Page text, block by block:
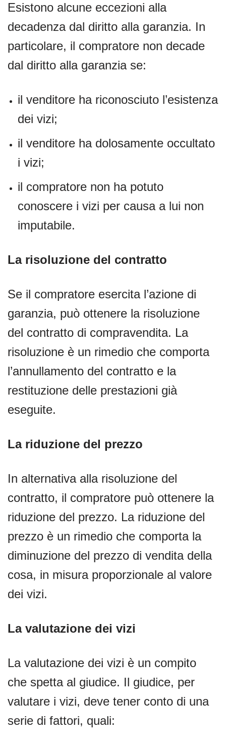
Esistono alcune eccezioni alla
decadenza dal diritto alla garanzia. In
particolare, il compratore non decade
dal diritto alla garanzia se:
il venditore ha riconosciuto l’esistenza
dei vizi;
il venditore ha dolosamente occultato
i vizi;
il compratore non ha potuto
conoscere i vizi per causa a lui non
imputabile.
La risoluzione del contratto
Se il compratore esercita l’azione di
garanzia, può ottenere la risoluzione
del contratto di compravendita. La
risoluzione è un rimedio che comporta
l’annullamento del contratto e la
restituzione delle prestazioni già
eseguite.
La riduzione del prezzo
In alternativa alla risoluzione del
contratto, il compratore può ottenere la
riduzione del prezzo. La riduzione del
prezzo è un rimedio che comporta la
diminuzione del prezzo di vendita della
cosa, in misura proporzionale al valore
dei vizi.
La valutazione dei vizi
La valutazione dei vizi è un compito
che spetta al giudice. Il giudice, per
valutare i vizi, deve tener conto di una
serie di fattori, quali: